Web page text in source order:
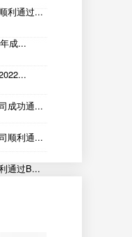
利通过...
成...
成功通...
顺利通...
通过B...